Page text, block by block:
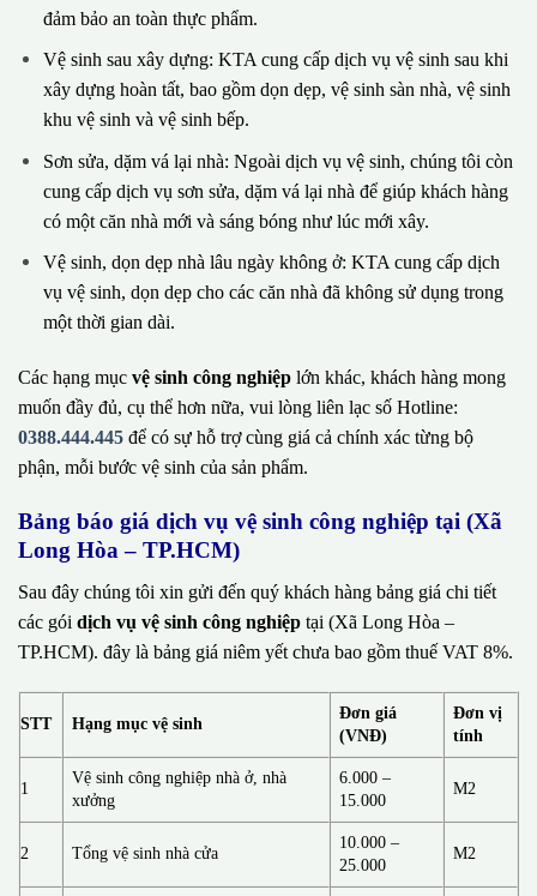
đảm bảo an toàn thực phẩm.
Vệ sinh sau xây dựng: KTA cung cấp dịch vụ vệ sinh sau khi
xây dựng hoàn tất, bao gồm dọn dẹp, vệ sinh sàn nhà, vệ sinh
khu vệ sinh và vệ sinh bếp.
Sơn sửa, dặm vá lại nhà: Ngoài dịch vụ vệ sinh, chúng tôi còn
cung cấp dịch vụ sơn sửa, dặm vá lại nhà để giúp khách hàng
có một căn nhà mới và sáng bóng như lúc mới xây.
Vệ sinh, dọn dẹp nhà lâu ngày không ở: KTA cung cấp dịch
vụ vệ sinh, dọn dẹp cho các căn nhà đã không sử dụng trong
một thời gian dài.
Các hạng mục vệ sinh công nghiệp lớn khác, khách hàng mong
muốn đầy đủ, cụ thể hơn nữa, vui lòng liên lạc số Hotline:
0388.444.445 để có sự hỗ trợ cùng giá cả chính xác từng bộ
phận, mỗi bước vệ sinh của sản phẩm.
Bảng báo giá dịch vụ vệ sinh công nghiệp tại (Xã
Long Hòa – TP.HCM)
Sau đây chúng tôi xin gửi đến quý khách hàng bảng giá chi tiết
các gói dịch vụ vệ sinh công nghiệp tại (Xã Long Hòa –
TP.HCM). đây là bảng giá niêm yết chưa bao gồm thuế VAT 8%.
STT Hạng mục vệ sinh
Đơn giá
(VNĐ)
Đơn vị
tính
1
Vệ sinh công nghiệp nhà ở, nhà
xưởng
6.000 –
15.000
M2
2 Tổng vệ sinh nhà cửa
10.000 –
25.000
M2